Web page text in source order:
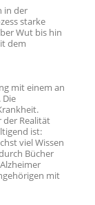
in der
starke
Wut bis hin
dem
mit einem an
der Realität
ist:
viel Wissen
Bücher
mit